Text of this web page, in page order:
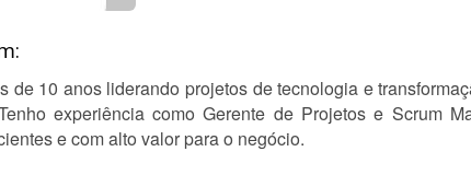
de 10 anos liderando projetos de tecnologia e
experiência como Gerente de Projetos e Scrum
e com alto valor para o negócio.